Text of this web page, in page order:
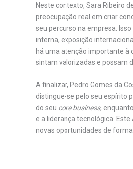
Neste contexto, Sara Ribeiro
preocupação real em criar
seu percurso na empresa.
interna, exposição
há uma atenção importante à
sintam valorizadas e possam
A finalizar, Pedro Gomes da
distingue-se pelo seu espírito
do seu core business,
e a liderança tecnológica.
novas oportunidades de